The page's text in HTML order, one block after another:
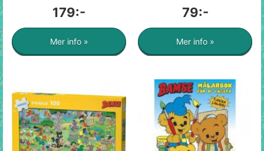
179:-
Mer info »
79:-
Mer info »